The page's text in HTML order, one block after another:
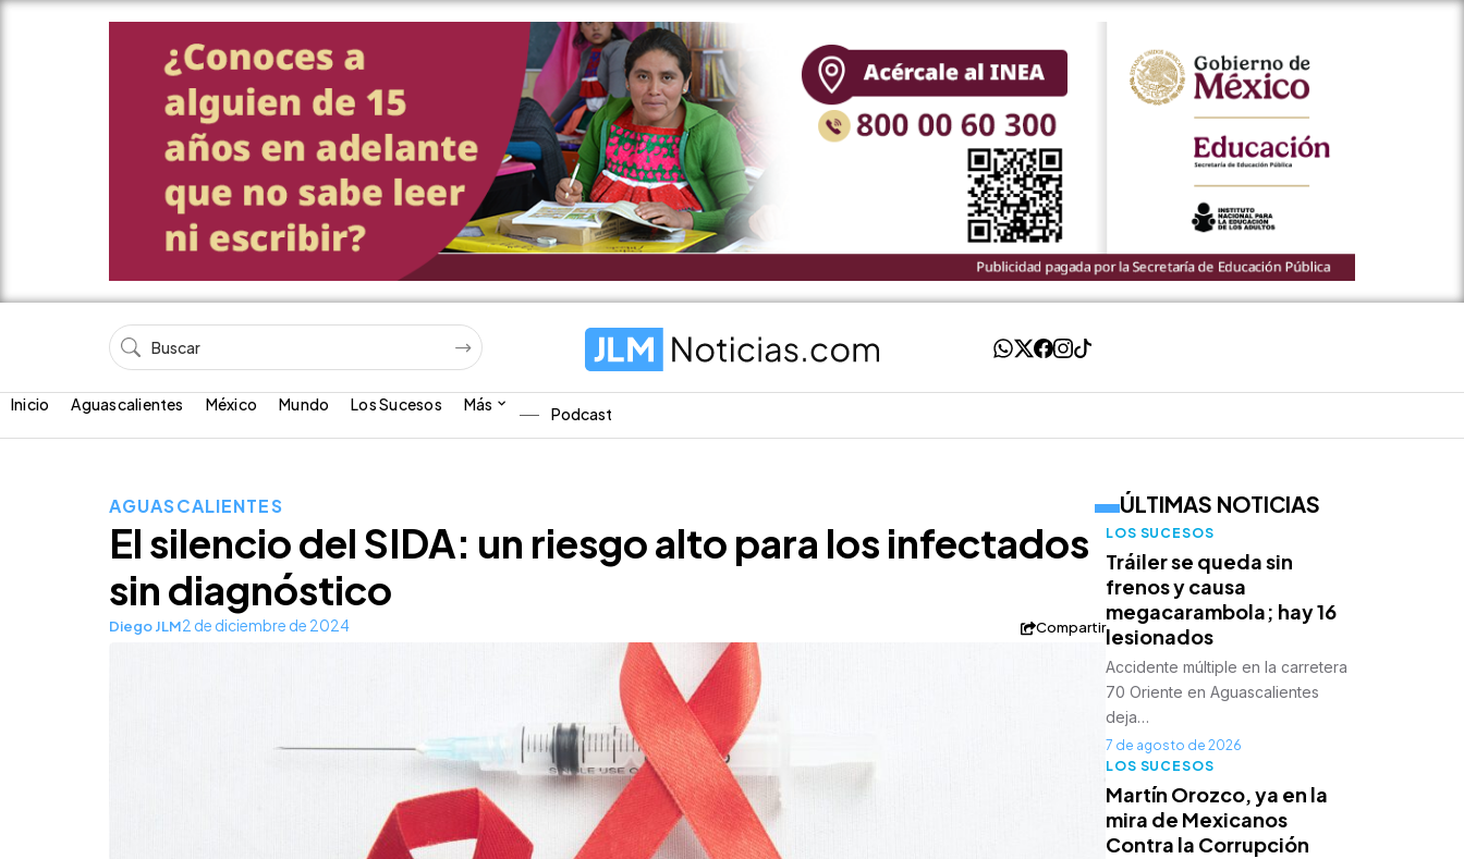
Inicio Aguascalientes México Mundo Los Sucesos Más Podcast
AGUASCALIENTES
El silencio del SIDA: un riesgo alto para los infectados
sin diagnóstico
Diego JLM2 de diciembre de 2024 Compartir
ÚLTIMAS NOTICIAS
LOS SUCESOS
Tráiler se queda sin
frenos y causa
megacarambola; hay 16
lesionados
Accidente múltiple en la carretera
70 Oriente en Aguascalientes
deja…
7 de agosto de 2026
LOS SUCESOS
Martín Orozco, ya en la
mira de Mexicanos
Contra la Corrupción